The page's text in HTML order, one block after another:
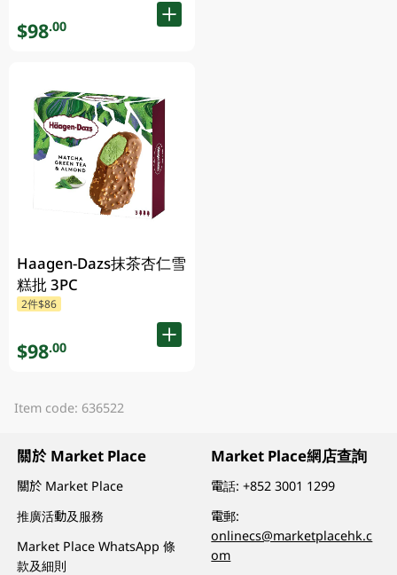
$98.00
Haagen-Dazs抹茶杏仁雪
糕批 3PC
2件$86
$98.00
Item code: 636522
關於 Market Place
關於 Market Place
推廣活動及服務
Market Place WhatsApp 條
款及細則
Market Place網店查詢
電話:+852 3001 1299
電郵:
onlinecs@marketplacehk.c
om